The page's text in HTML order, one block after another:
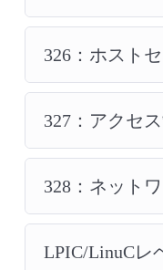
326：ホスト
327：アクセ
328：ネット
LPIC/LinuCレ